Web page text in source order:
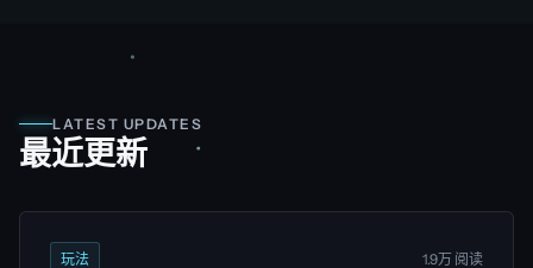
LATEST UPDATES
最近更新
玩法 1.9万 阅读